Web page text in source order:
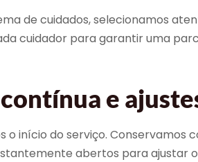
de cuidados, selecionamos
cuidador para garantir uma
e
o início do serviço.
abertos para ajustar